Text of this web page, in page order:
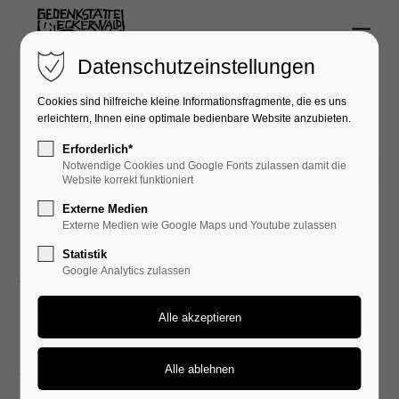
Login
Passwort
Anmelden
Lost your password?
Menu
26.04.2020 16:56
Gedenken am 26. April 2020
Aufrund der Coronavirus-Situation wurden leider
diese Veranstaltungen abgesagt:
Die Begegnungswoche mit all ihren Veranstaltungen
vom 22.April - 27. April 2020 besonders der
Datenschutzeinstellungen
Cookies sind hilfreiche kleine Informationsfragmente, die es uns
erleichtern, Ihnen eine optimale bedienbare Website anzubieten.
Erforderlich*
Notwendige Cookies und Google Fonts zulassen damit die
Website korrekt funktioniert
Externe Medien
Externe Medien wie Google Maps und Youtube zulassen
Statistik
Google Analytics zulassen